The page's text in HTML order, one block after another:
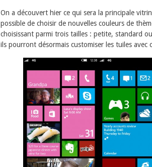
On a découvert hier ce qui sera la principale
possible de choisir de nouvelles couleurs de
choisissant parmi trois tailles : petite, standard
ils pourront désormais customiser les tuiles avec